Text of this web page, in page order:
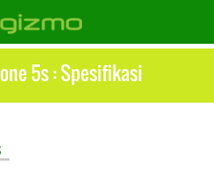
5s : Spesifikasi